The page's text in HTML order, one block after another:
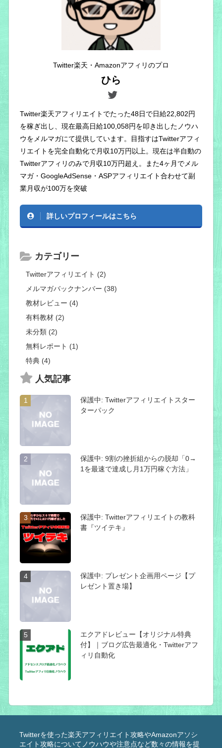
Twitter楽天・Amazonアフィリのプロ
ひら
Twitter楽天アフィリエイトでたった48日で日給22,802円
を稼ぎ出し、現在最高日給100,058円を叩き出したノウハ
ウをメルマガにて提供しています。目指すはTwitterアフィ
リエイトを完全自動化で月収10万円以上。現在は半自動の
Twitterアフィリのみで月収10万円超え。また4ヶ月でメル
マガ・GoogleAdSense・ASPアフィリエイト合わせて副
業月収が100万を突破
詳しいプロフィールはこちら
カテゴリー
Twitterアフィリエイト (2)
メルマガバックナンバー (38)
教材レビュー (4)
有料教材 (2)
未分類 (2)
無料レポート (1)
特典 (4)
人気記事
1
保護中: Twitterアフィリエイトスター
ターパック
2
保護中: 9割の挫折組からの脱却「0→
1を最速で達成し月1万円稼ぐ方法」
3
保護中: Twitterアフィリエイトの教科
書『ツイテキ』
4
保護中: プレゼント企画用ページ【プ
レゼント置き場】
5
エクアドレビュー【オリジナル特典
付】｜ブログ広告最適化・Twitterアフ
ィリ自動化
Twitterを使った楽天アフィリエイト攻略やAmazonアソシ
エイト攻略についてノウハウや注意点など数々の情報を提